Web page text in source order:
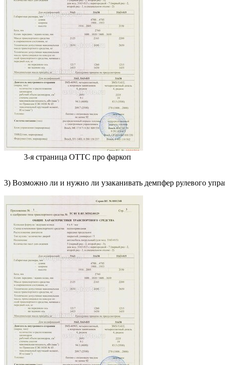
3-я страница ОТТС про фаркоп
3) Возможно ли и нужно ли узаканивать демпфер рулевого